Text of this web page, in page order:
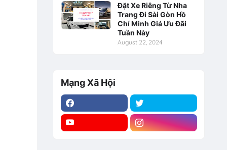
Đặt Xe Riêng Từ Nha
Trang Đi Sài Gòn Hồ
Chí Minh Giá Ưu Đãi
Tuần Này
August 22, 2024
Mạng Xã Hội